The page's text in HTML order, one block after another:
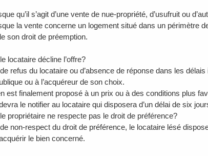
qu’il s’agit d’une vente de nue-propriété, d’usufruit ou
la vente concerne un logement situé dans un périmètre
son droit de préemption.
locataire décline l’offre?
refus du locataire ou d’absence de réponse dans les
ou à l’acquéreur de son choix.
est finalement proposé à un prix ou à des conditions plus
le notifier au locataire qui disposera d’un délai de six
propriétaire ne respecte pas le droit de préférence?
non-respect du droit de préférence, le locataire lésé
le bien concerné.